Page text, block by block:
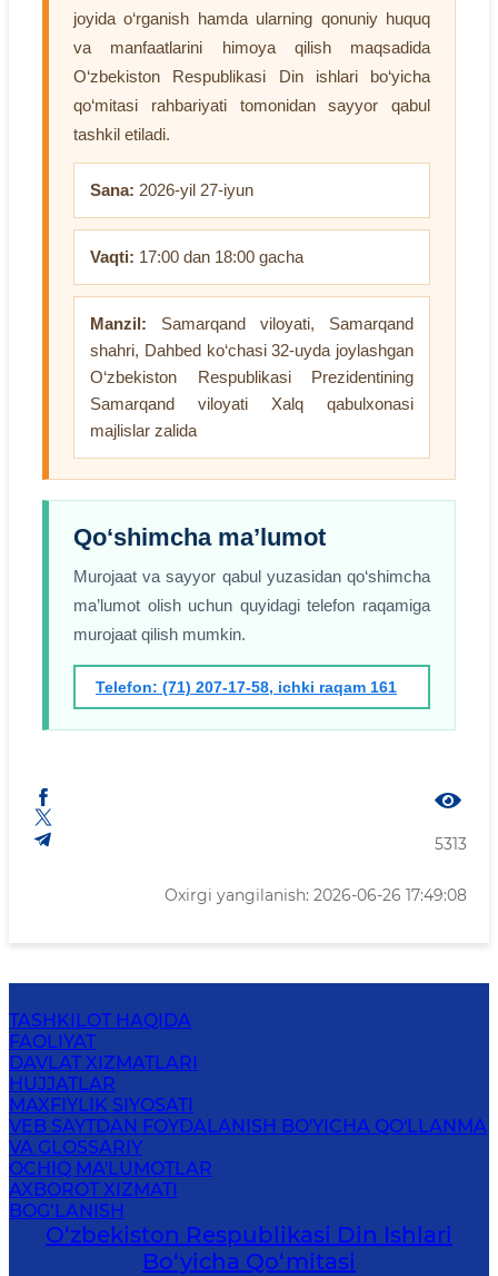
joyida o‘rganish hamda ularning qonuniy huquq
va manfaatlarini himoya qilish maqsadida
O‘zbekiston Respublikasi Din ishlari bo‘yicha
qo‘mitasi rahbariyati tomonidan sayyor qabul
tashkil etiladi.
Sana: 2026-yil 27-iyun
Vaqti: 17:00 dan 18:00 gacha
Manzil: Samarqand viloyati, Samarqand
shahri, Dahbed ko‘chasi 32-uyda joylashgan
O‘zbekiston Respublikasi Prezidentining
Samarqand viloyati Xalq qabulxonasi
majlislar zalida
Qo‘shimcha ma’lumot
Murojaat va sayyor qabul yuzasidan qo‘shimcha
ma’lumot olish uchun quyidagi telefon raqamiga
murojaat qilish mumkin.
Telefon: (71) 207-17-58, ichki raqam 161
5313
Oxirgi yangilanish: 2026-06-26 17:49:08
TASHKILOT HAQIDA
FAOLIYAT
DAVLAT XIZMATLARI
HUJJATLAR
MAXFIYLIK SIYOSATI
VEB SAYTDAN FOYDALANISH BO'YICHA QO'LLANMA
VA GLOSSARIY
OCHIQ MA'LUMOTLAR
AXBOROT XIZMATI
BOG‘LANISH
O‘zbekiston Respublikаsi Din Ishlаri
Bo‘yichа Qo‘mitаsi